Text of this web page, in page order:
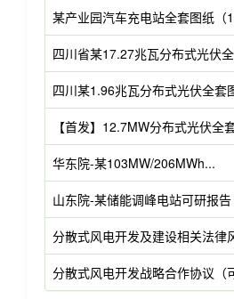
某产业园汽车充电站全套图纸（
四川省某17.27兆瓦分布式光伏
四川某1.96兆瓦分布式光伏全套
【首发】12.7MW分布式光伏全
华东院-某103MW/206MWh...
山东院-某储能调峰电站可研报
分散式风电开发及建设相关法律
分散式风电开发战略合作协议（